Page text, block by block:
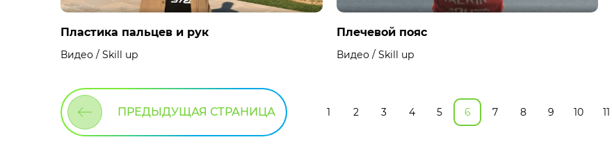
Пластика пальцев и рук
Видео / Skill up
Плечевой пояс
Видео / Skill up
ПРЕДЫДУЩАЯ СТРАНИЦА 1 2 3 4 5 6 7 8 9 10 11